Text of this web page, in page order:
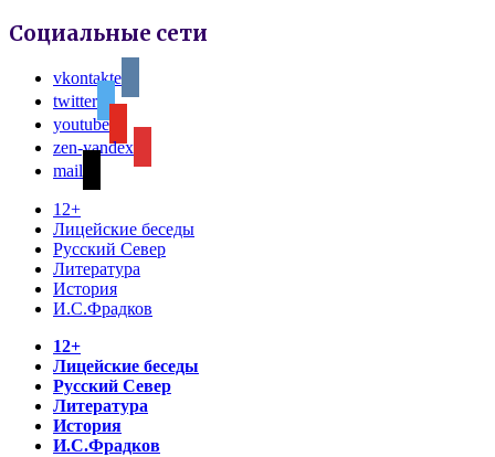
Социальные сети
vkontakte
twitter
youtube
zen-yandex
mail
12+
Лицейские беседы
Русский Север
Литература
История
И.С.Фрадков
12+
Лицейские беседы
Русский Север
Литература
История
И.С.Фрадков